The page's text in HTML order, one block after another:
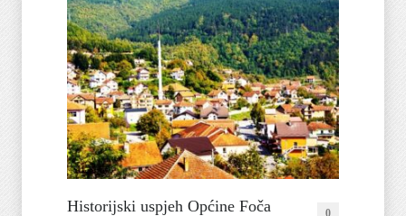
Historijski uspjeh Općine Foča
0